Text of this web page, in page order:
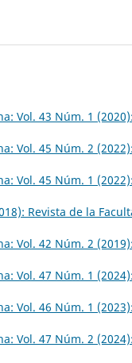
Vol. 43 Núm. 1 (2020):
Vol. 45 Núm. 2 (2022):
Vol. 45 Núm. 1 (2022):
Revista de la
Vol. 42 Núm. 2 (2019):
Vol. 47 Núm. 1 (2024):
Vol. 46 Núm. 1 (2023):
Vol. 47 Núm. 2 (2024):